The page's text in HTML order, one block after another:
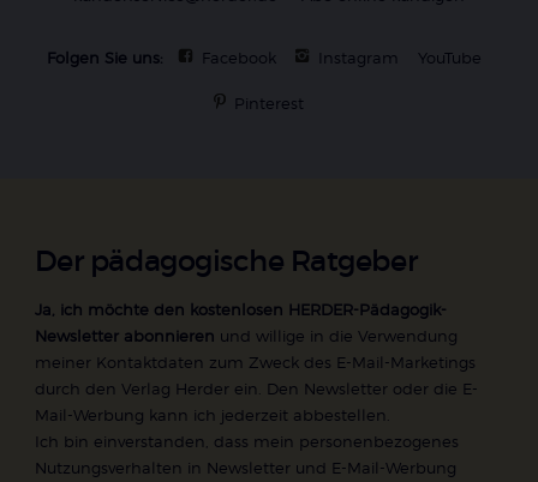
Folgen Sie uns: Facebook Instagram YouTube
Pinterest
Der pädagogische Ratgeber
Ja, ich möchte den kostenlosen HERDER-Pädagogik-
Newsletter abonnieren und willige in die Verwendung
meiner Kontaktdaten zum Zweck des E-Mail-Marketings
durch den Verlag Herder ein. Den Newsletter oder die E-
Mail-Werbung kann ich jederzeit abbestellen.
Ich bin einverstanden, dass mein personenbezogenes
Nutzungsverhalten in Newsletter und E-Mail-Werbung